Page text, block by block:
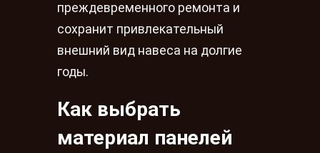
преждевременного ремонта и
сохранит привлекательный
внешний вид навеса на долгие
годы.
Как выбрать
материал панелей